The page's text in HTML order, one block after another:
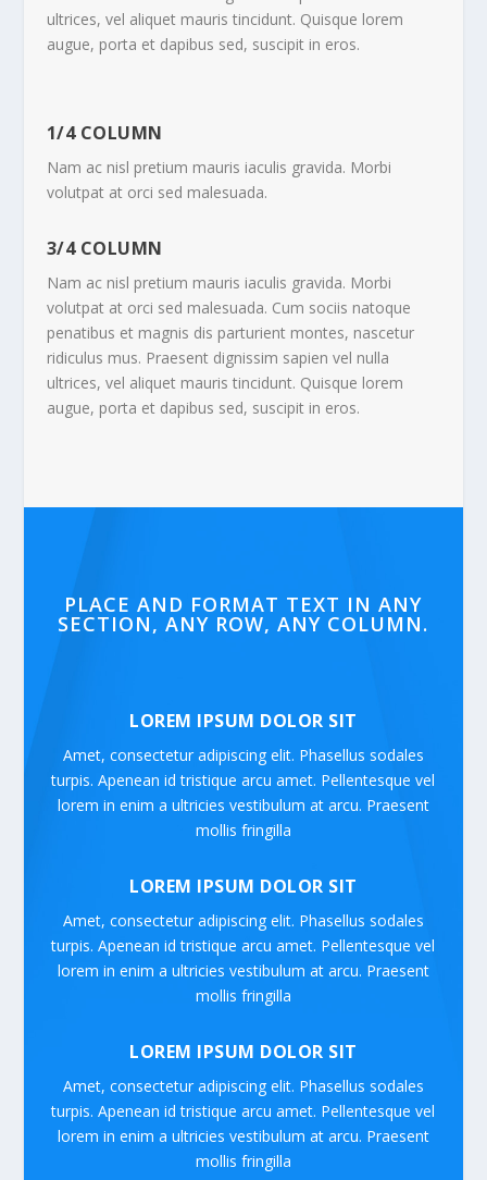
ultrices, vel aliquet mauris tincidunt. Quisque lorem
augue, porta et dapibus sed, suscipit in eros.
1/4 COLUMN
Nam ac nisl pretium mauris iaculis gravida. Morbi
volutpat at orci sed malesuada.
3/4 COLUMN
Nam ac nisl pretium mauris iaculis gravida. Morbi
volutpat at orci sed malesuada. Cum sociis natoque
penatibus et magnis dis parturient montes, nascetur
ridiculus mus. Praesent dignissim sapien vel nulla
ultrices, vel aliquet mauris tincidunt. Quisque lorem
augue, porta et dapibus sed, suscipit in eros.
PLACE AND FORMAT TEXT IN ANY
SECTION, ANY ROW, ANY COLUMN.
LOREM IPSUM DOLOR SIT
Amet, consectetur adipiscing elit. Phasellus sodales
turpis. Apenean id tristique arcu amet. Pellentesque vel
lorem in enim a ultricies vestibulum at arcu. Praesent
mollis fringilla
LOREM IPSUM DOLOR SIT
Amet, consectetur adipiscing elit. Phasellus sodales
turpis. Apenean id tristique arcu amet. Pellentesque vel
lorem in enim a ultricies vestibulum at arcu. Praesent
mollis fringilla
LOREM IPSUM DOLOR SIT
Amet, consectetur adipiscing elit. Phasellus sodales
turpis. Apenean id tristique arcu amet. Pellentesque vel
lorem in enim a ultricies vestibulum at arcu. Praesent
mollis fringilla